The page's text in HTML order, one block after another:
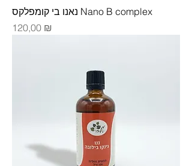
נאנו בי קומפלקס Nano B complex
Цена
120,00 ₪